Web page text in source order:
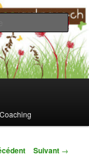
Coaching
Suivant →